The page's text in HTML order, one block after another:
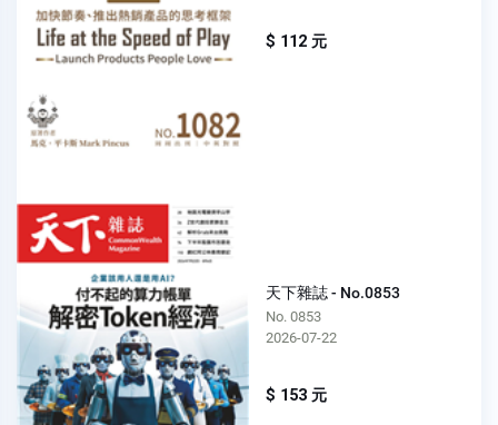
$ 112 元
天下雜誌 - No.0853
No. 0853
2026-07-22
$ 153 元